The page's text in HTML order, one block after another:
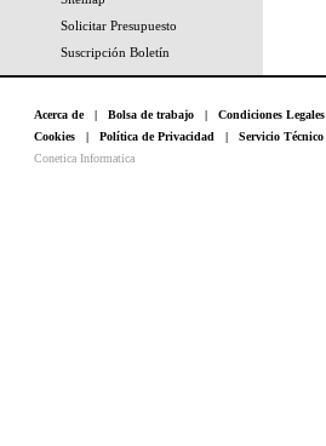
Solicitar Presupuesto
Suscripción Boletín
Acerca de| Bolsa de trabajo | Condiciones Legales
Cookies | Política de Privacidad | Servicio Técnico
Conetica Informatica